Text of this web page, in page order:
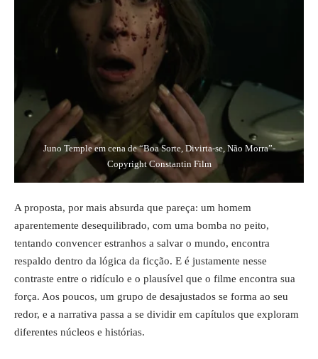
Juno Temple em cena de “Boa Sorte, Divirta-se, Não Morra”-
Copyright Constantin Film
A proposta, por mais absurda que pareça: um homem
aparentemente desequilibrado, com uma bomba no peito,
tentando convencer estranhos a salvar o mundo, encontra
respaldo dentro da lógica da ficção. E é justamente nesse
contraste entre o ridículo e o plausível que o filme encontra sua
força. Aos poucos, um grupo de desajustados se forma ao seu
redor, e a narrativa passa a se dividir em capítulos que exploram
diferentes núcleos e histórias.